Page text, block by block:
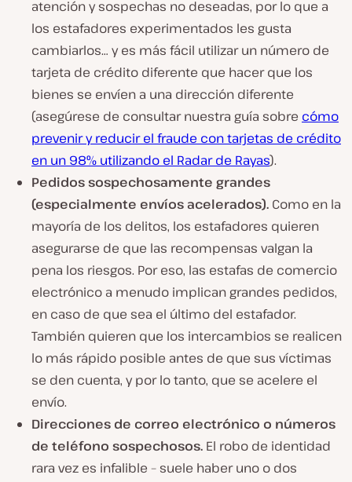
atención y sospechas no deseadas, por lo que a
los estafadores experimentados les gusta
cambiarlos… y es más fácil utilizar un número de
tarjeta de crédito diferente que hacer que los
bienes se envíen a una dirección diferente
(asegúrese de consultar nuestra guía sobre cómo
prevenir y reducir el fraude con tarjetas de crédito
en un 98% utilizando el Radar de Rayas).
Pedidos sospechosamente grandes
(especialmente envíos acelerados). Como en la
mayoría de los delitos, los estafadores quieren
asegurarse de que las recompensas valgan la
pena los riesgos. Por eso, las estafas de comercio
electrónico a menudo implican grandes pedidos,
en caso de que sea el último del estafador.
También quieren que los intercambios se realicen
lo más rápido posible antes de que sus víctimas
se den cuenta, y por lo tanto, que se acelere el
envío.
Direcciones de correo electrónico o números
de teléfono sospechosos. El robo de identidad
rara vez es infalible – suele haber uno o dos